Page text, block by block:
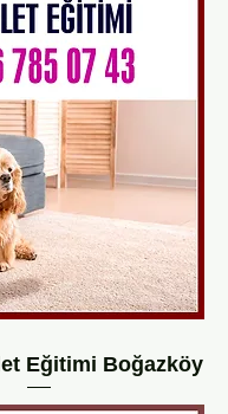
Eğitimi Boğazköy